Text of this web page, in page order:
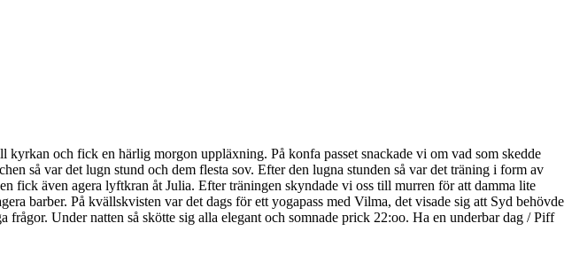
och fick en härlig morgon uppläxning. På konfa passet snackade vi om vad som skedde
så var det lugn stund och dem flesta sov. Efter den lugna stunden så var det träning i form av
fick även agera lyftkran åt Julia. Efter träningen skyndade vi oss till murren för att damma lite
barber. På kvällskvisten var det dags för ett yogapass med Vilma, det visade sig att Syd behövde
Under natten så skötte sig alla elegant och somnade prick 22:oo. Ha en underbar dag / Piff